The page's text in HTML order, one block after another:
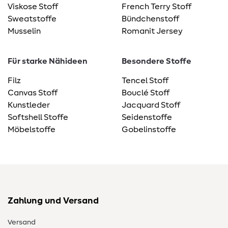
Viskose Stoff
Sweatstoffe
Musselin
French Terry Stoff
Bündchenstoff
Romanit Jersey
Für starke Nähideen
Filz
Canvas Stoff
Kunstleder
Softshell Stoffe
Möbelstoffe
Besondere Stoffe
Tencel Stoff
Bouclé Stoff
Jacquard Stoff
Seidenstoffe
Gobelinstoffe
Zahlung und Versand
Versand